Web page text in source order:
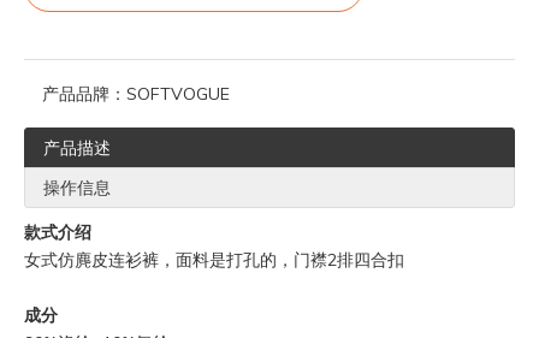
产品品牌： SOFTVOGUE
产品描述
操作信息
款式介绍
女式仿麂皮连衫裤，面料是打孔的，门襟2排四合扣
成分